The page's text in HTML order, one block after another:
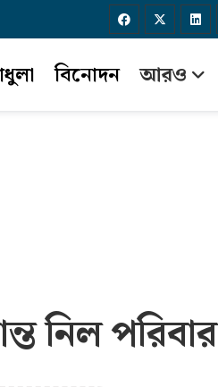
বিনোদন আরও
নিল পরিবার